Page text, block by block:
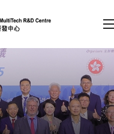
）
员登录
EN 繁 简